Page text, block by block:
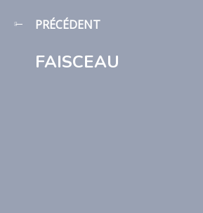
PRÉCÉDENT
FAISCEAU